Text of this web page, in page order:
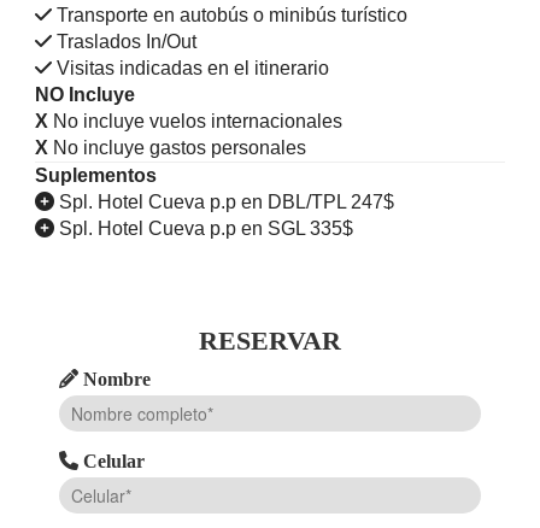
Transporte en autobús o minibús turístico
Traslados In/Out
Visitas indicadas en el itinerario
NO Incluye
X No incluye vuelos internacionales
X No incluye gastos personales
Suplementos
Spl. Hotel Cueva p.p en DBL/TPL 247$
Spl. Hotel Cueva p.p en SGL 335$
RESERVAR
Nombre
Celular